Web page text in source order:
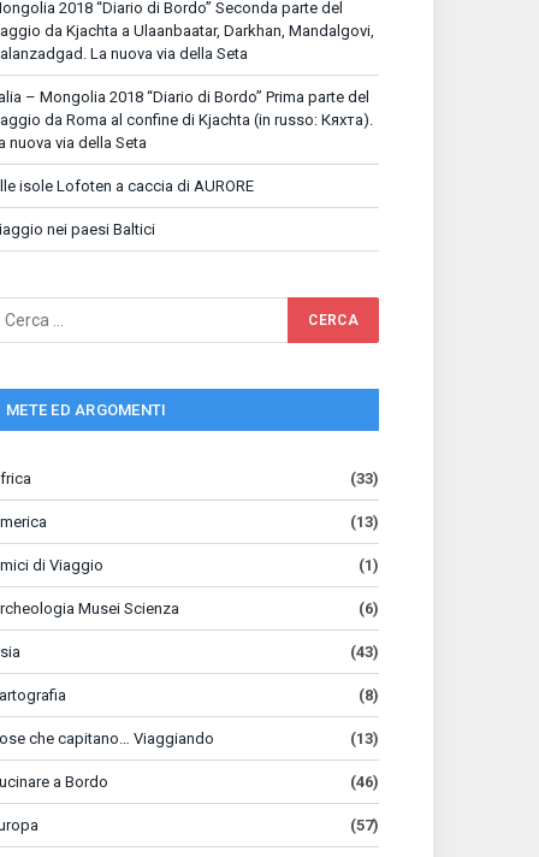
2018 “Diario di Bordo” Seconda parte del
da Kjachta a Ulaanbaatar, Darkhan, Mandalgovi,
La nuova via della Seta
– Mongolia 2018 “Diario di Bordo” Prima parte del
da Roma al confine di Kjachta (in russo: Кяхта).
nuova via della Seta
isole Lofoten a caccia di AURORE
nei paesi Baltici
METE ED ARGOMENTI
(33)
(13)
di Viaggio (1)
Musei Scienza (6)
(43)
(8)
che capitano… Viaggiando (13)
a Bordo (46)
(57)